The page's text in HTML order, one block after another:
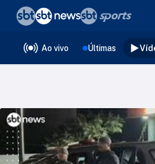
Ao vivo Últimas
❮voltar
Editorias